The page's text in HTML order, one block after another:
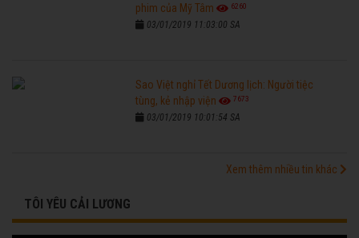
phim của Mỹ Tâm
6260
03/01/2019 11:03:00 SA
Sao Việt nghỉ Tết Dương lịch: Người tiệc
tùng, kẻ nhập viện
7673
03/01/2019 10:01:54 SA
Xem thêm nhiều tin khác
TÔI YÊU CẢI LƯƠNG